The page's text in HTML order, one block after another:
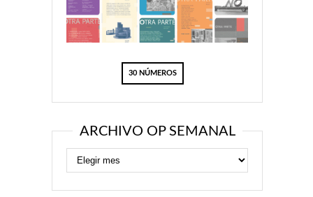
30 NÚMEROS
ARCHIVO OP SEMANAL